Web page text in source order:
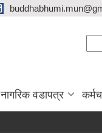
नागरिक वडापत्र